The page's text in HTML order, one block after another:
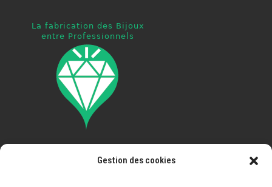
Gestion des cookies
Pays ouvert à la livraison: France, Espagne, Portugal,